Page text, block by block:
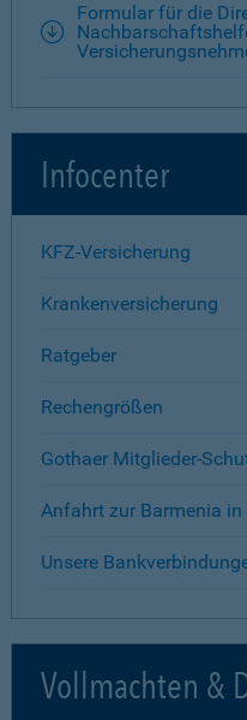
Formular für die
Infocenter
KFZ-Versicherung
Krankenversicherung
Ratgeber
Rechengrößen
Gothaer Mitglieder-
Anfahrt zur Barmenia in
Unsere
Vollmachten &